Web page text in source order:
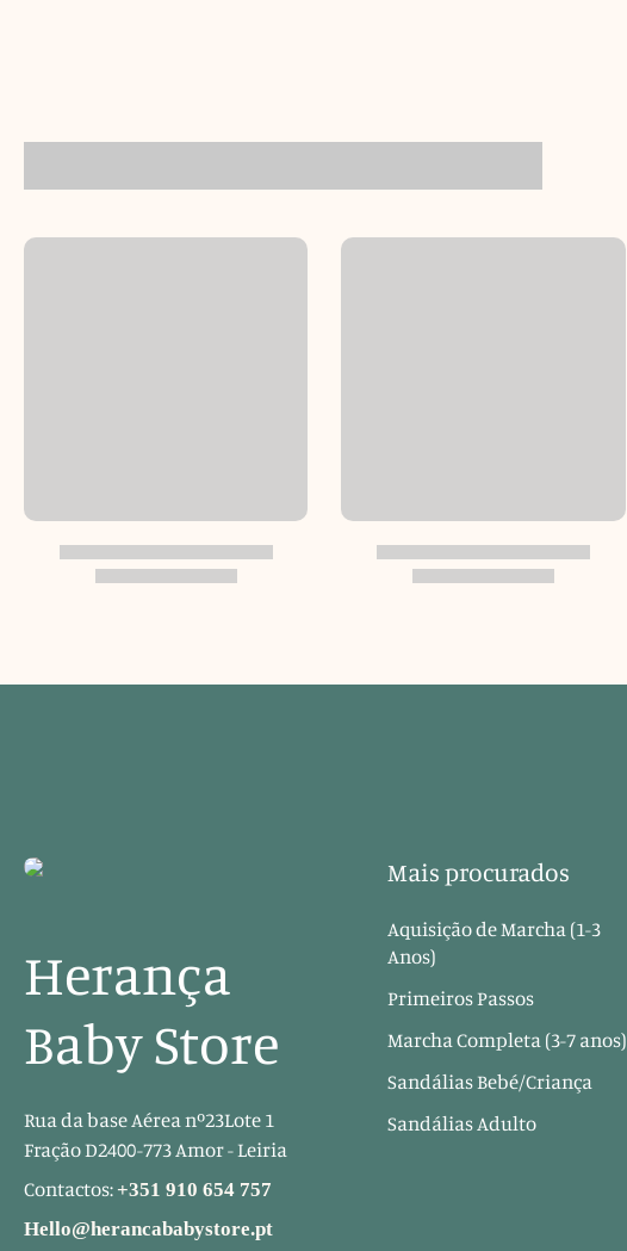
Herança
Baby Store
Rua da base Aérea nº23Lote 1
Fração D2400-773 Amor - Leiria
Contactos: +351 910 654 757
Hello@herancababystore.pt
Mais procurados
Aquisição de Marcha (1-3
Anos)
Primeiros Passos
Marcha Completa (3-7 anos)
Sandálias Bebé/Criança
Sandálias Adulto